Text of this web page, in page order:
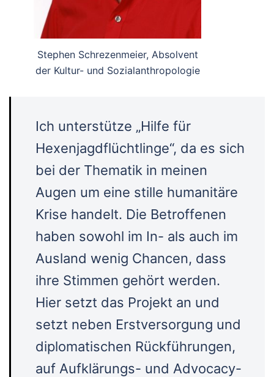
Stephen Schrezenmeier, Absolvent
der Kultur- und Sozialanthropologie
Ich unterstütze „Hilfe für
Hexenjagdflüchtlinge“, da es sich
bei der Thematik in meinen
Augen um eine stille humanitäre
Krise handelt. Die Betroffenen
haben sowohl im In- als auch im
Ausland wenig Chancen, dass
ihre Stimmen gehört werden.
Hier setzt das Projekt an und
setzt neben Erstversorgung und
diplomatischen Rückführungen,
auf Aufklärungs- und Advocacy-